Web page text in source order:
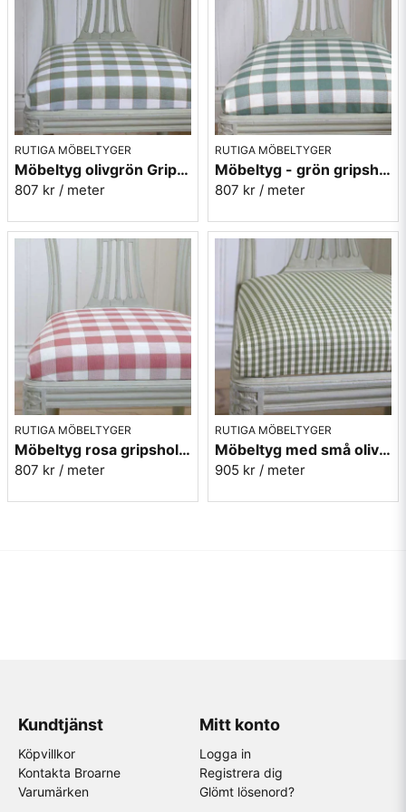
RUTIGA MÖBELTYGER
Möbeltyg olivgrön Gripsholmsruta - Ekeby nr.72
807 kr / meter
RUTIGA MÖBELTYGER
Möbeltyg - grön gripsholmsruta - Ekeby nr. 71
807 kr / meter
RUTIGA MÖBELTYGER
Möbeltyg rosa gripsholmsruta - Ekeby nr.31
807 kr / meter
RUTIGA MÖBELTYGER
Möbeltyg med små olivgröna rutor - Lill Ruta 278
905 kr / meter
Mera rutiga tyge
Kundtjänst
Köpvillkor
Kontakta Broarne
Varumärken
Mitt konto
Logga in
Registrera dig
Glömt lösenord?